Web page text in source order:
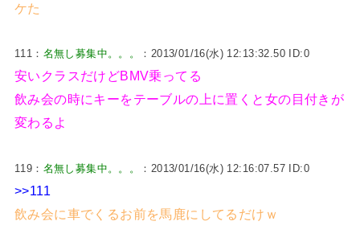
ケた
111： 名無し募集中。。。 ：2013/01/16(水) 12:13:32.50 ID:0
安いクラスだけどBMV乗ってる
飲み会の時にキーをテーブルの上に置くと女の目付きが
変わるよ
119： 名無し募集中。。。 ：2013/01/16(水) 12:16:07.57 ID:0
>>111
飲み会に車でくるお前を馬鹿にしてるだけｗ